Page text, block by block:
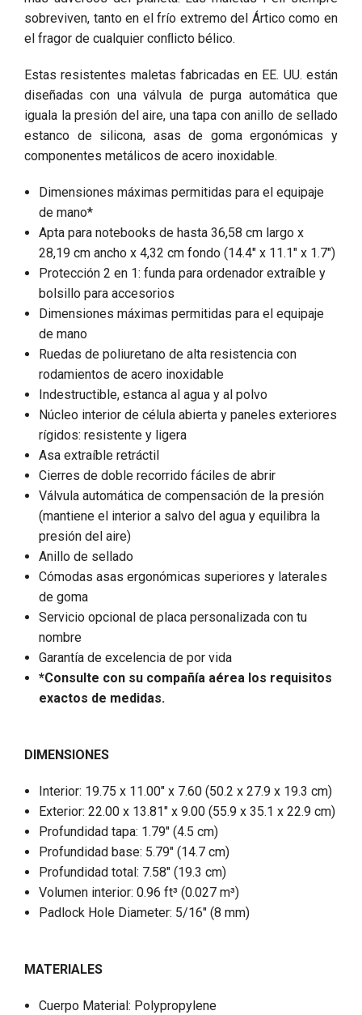
sobreviven, tanto en el frío extremo del Ártico como en
el fragor de cualquier conﬂicto bélico.
Estas resistentes maletas fabricadas en EE. UU. están
diseñadas con una válvula de purga automática que
iguala la presión del aire, una tapa con anillo de sellado
estanco de silicona, asas de goma ergonómicas y
componentes metálicos de acero inoxidable.
Dimensiones máximas permitidas para el equipaje
de mano*
Apta para notebooks de hasta 36,58 cm largo x
28,19 cm ancho x 4,32 cm fondo (14.4" x 11.1" x 1.7")
Protección 2 en 1: funda para ordenador extraíble y
bolsillo para accesorios
Dimensiones máximas permitidas para el equipaje
de mano
Ruedas de poliuretano de alta resistencia con
rodamientos de acero inoxidable
Indestructible, estanca al agua y al polvo
Núcleo interior de célula abierta y paneles exteriores
rígidos: resistente y ligera
Asa extraíble retráctil
Cierres de doble recorrido fáciles de abrir
Válvula automática de compensación de la presión
(mantiene el interior a salvo del agua y equilibra la
presión del aire)
Anillo de sellado
Cómodas asas ergonómicas superiores y laterales
de goma
Servicio opcional de placa personalizada con tu
nombre
Garantía de excelencia de por vida
*Consulte con su compañía aérea los requisitos
exactos de medidas.
DIMENSIONES
Interior: 19.75 x 11.00" x 7.60 (50.2 x 27.9 x 19.3 cm)
Exterior: 22.00 x 13.81" x 9.00 (55.9 x 35.1 x 22.9 cm)
Profundidad tapa: 1.79" (4.5 cm)
Profundidad base: 5.79" (14.7 cm)
Profundidad total: 7.58" (19.3 cm)
Volumen interior: 0.96 ft³ (0.027 m³)
Padlock Hole Diameter: 5/16" (8 mm)
MATERIALES
Cuerpo Material: Polypropylene